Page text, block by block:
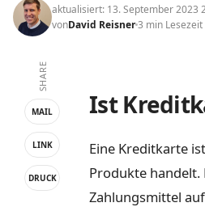
aktualisiert: 13. September 2023
vonDavid Reisner3 min Lesezeit
SHARE
MAIL
LINK
DRUCK
Ist
Eine Kreditkarte
Produkte handelt.
Zahlungsmittel